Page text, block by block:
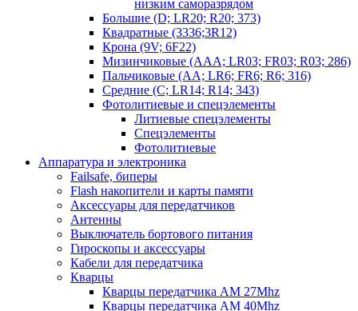
низким саморазрядом
Большие (D; LR20; R20; 373)
Квадратные (3336;3R12)
Крона (9V; 6F22)
Мизинчиковые (AAA; LR03; FR03; R03; 286)
Пальчиковые (AA; LR6; FR6; R6; 316)
Средние (C; LR14; R14; 343)
Фотолитиевые и спецэлементы
Литиевые спецэлементы
Спецэлементы
Фотолитиевые
Аппаратура и электроника
Failsafe, биперы
Flash накопители и карты памяти
Аксессуары для передатчиков
Антенны
Выключатель бортового питания
Гироскопы и аксессуары
Кабели для передатчика
Кварцы
Кварцы передатчика AM 27Mhz
Кварцы передатчика AM 40Mhz